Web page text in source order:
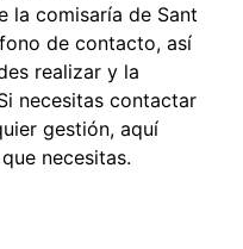
la comisaría de Sant
de contacto, así
realizar y la
necesitas contactar
gestión, aquí
necesitas.